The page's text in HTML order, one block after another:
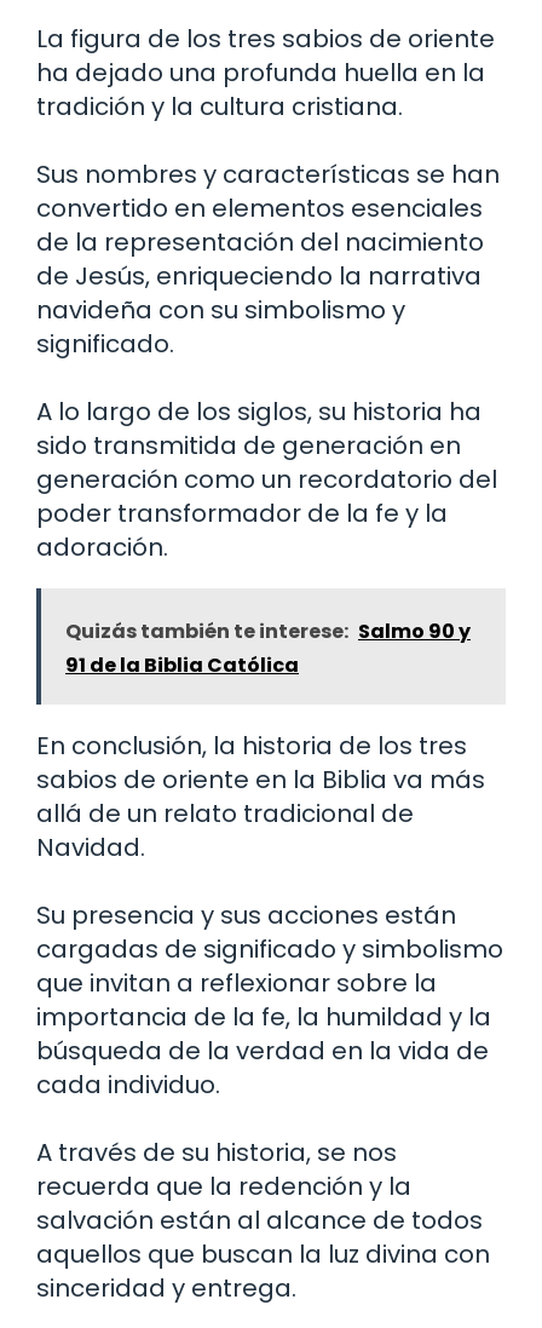
La figura de los tres sabios de oriente
ha dejado una profunda huella en la
tradición y la cultura cristiana.
Sus nombres y características se han
convertido en elementos esenciales
de la representación del nacimiento
de Jesús, enriqueciendo la narrativa
navideña con su simbolismo y
significado.
A lo largo de los siglos, su historia ha
sido transmitida de generación en
generación como un recordatorio del
poder transformador de la fe y la
adoración.
Quizás también te interese: Salmo 90 y
91 de la Biblia Católica
En conclusión, la historia de los tres
sabios de oriente en la Biblia va más
allá de un relato tradicional de
Navidad.
Su presencia y sus acciones están
cargadas de significado y simbolismo
que invitan a reflexionar sobre la
importancia de la fe, la humildad y la
búsqueda de la verdad en la vida de
cada individuo.
A través de su historia, se nos
recuerda que la redención y la
salvación están al alcance de todos
aquellos que buscan la luz divina con
sinceridad y entrega.